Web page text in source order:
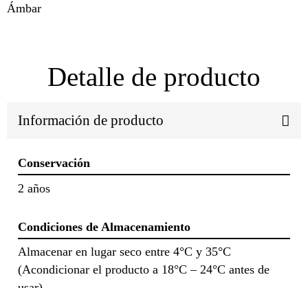
Ámbar
Detalle de producto
Información de producto
Conservación
2 años
Condiciones de Almacenamiento
Almacenar en lugar seco entre 4°C y 35°C
(Acondicionar el producto a 18°C – 24°C antes de